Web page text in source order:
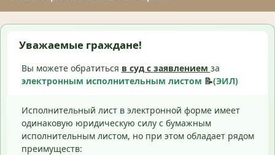
Уважаемые граждане!
Вы можете обратиться в суд с заявлением за
электронным исполнительным листом 📝(ЭИЛ)
Исполнительный лист в электронной форме имеет
одинаковую юридическую силу с бумажным
исполнительным листом, но при этом обладает рядом
преимуществ: